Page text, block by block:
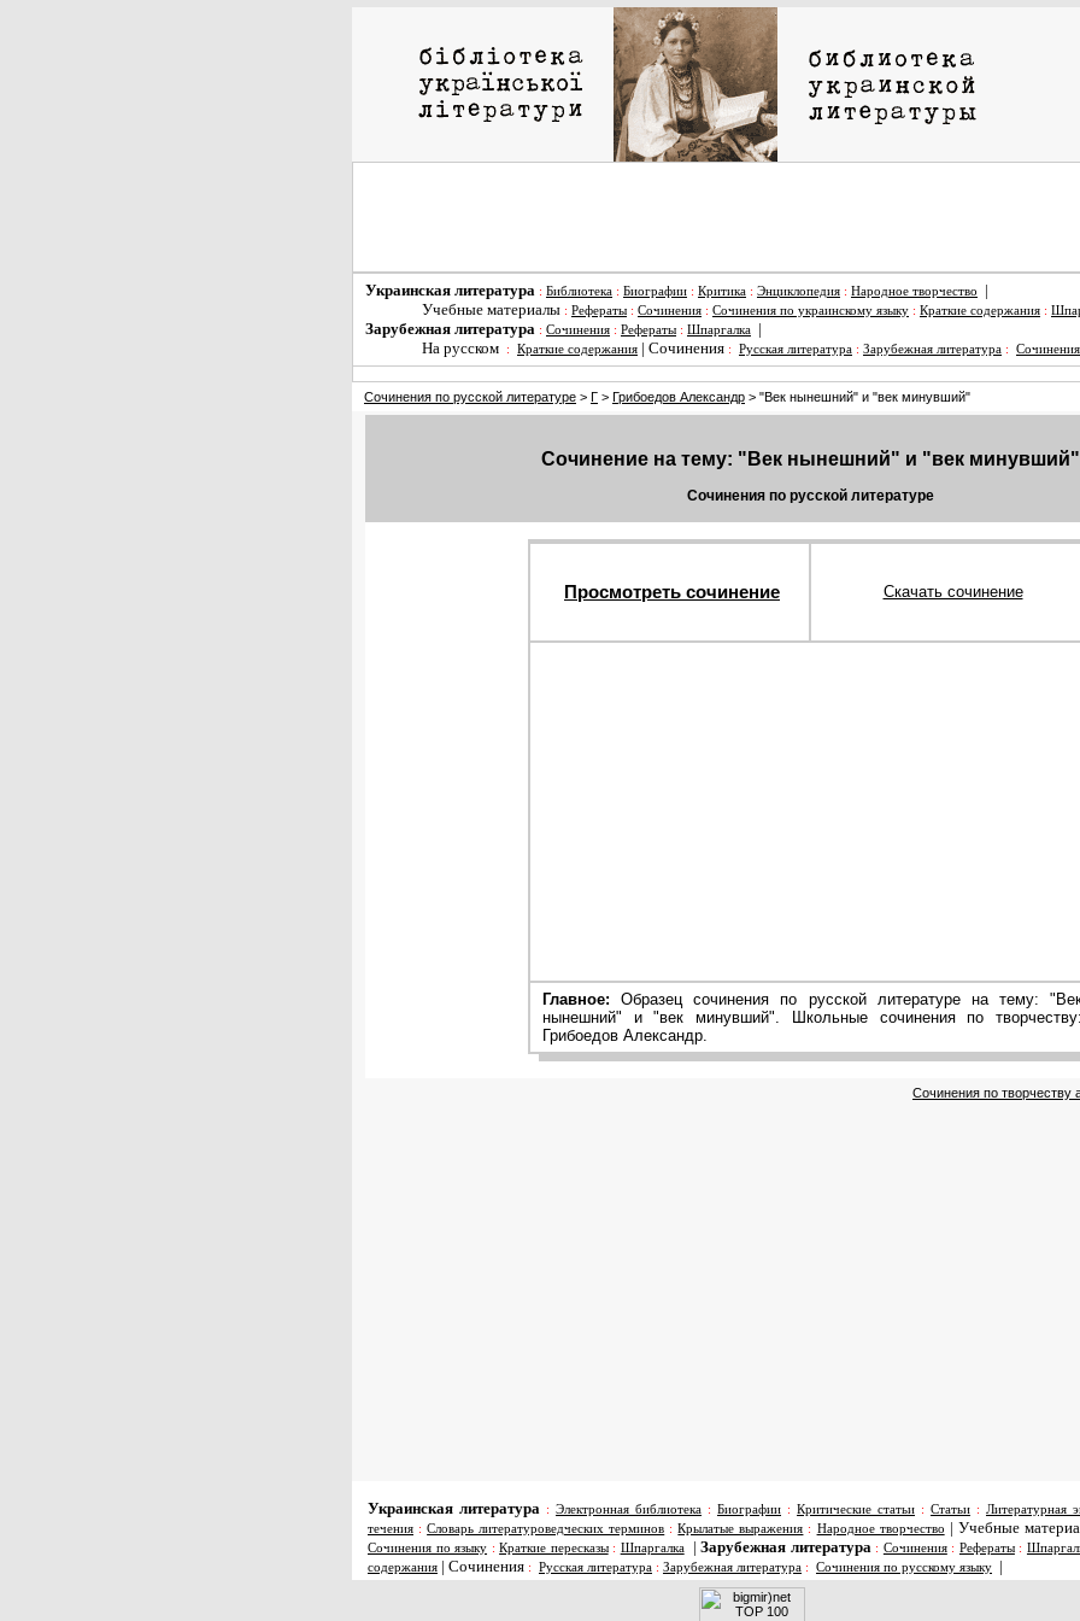
Украинская литература : Библиотека : Биографии : Критика : Энциклопедия : Народное творчество
|
Учебные материалы : Рефераты : Сочинения : Сочинения по украинскому языку : Краткие содержания :
Зарубежная литература : Сочинения : Рефераты : Шпаргалка
|
На русском
: Краткие содержания | Сочинения : Русская литература : Зарубежная литература :
Сочинения по русской литературе > Г > Грибоедов Александр > "Век нынешний" и "век минувший"
Сочинение на тему: "Век нынешний" и "век минувший"
Сочинения по русской литературе
Просмотреть сочинение Скачать сочинение
Главное: Образец сочинения по русской литературе на тему:
нынешний" и "век минувший". Школьные сочинения по
Грибоедов Александр.
Сочинения по творчеству
Украинская литература : Электронная библиотека : Биографии : Критические статьи : Статьи : Литературная
течения :Словарь литературоведческих терминов :Крылатые выражения : Народное творчество | Учебные
Сочинения по языку :Краткие пересказы: Шпаргалка | Зарубежная литература : Сочинения: Рефераты:
содержания | Сочинения : Русская литература : Зарубежная литература : Сочинения по русскому языку |